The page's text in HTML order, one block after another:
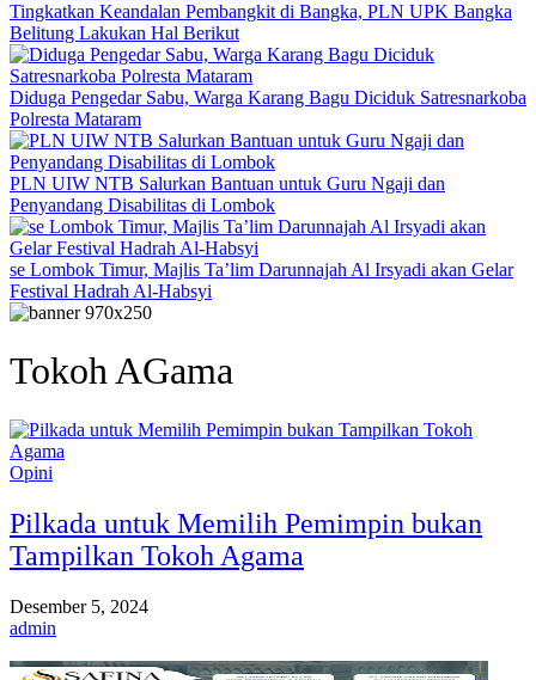
Tingkatkan Keandalan Pembangkit di Bangka, PLN UPK Bangka
Belitung Lakukan Hal Berikut
Diduga Pengedar Sabu, Warga Karang Bagu Diciduk Satresnarkoba
Polresta Mataram
PLN UIW NTB Salurkan Bantuan untuk Guru Ngaji dan
Penyandang Disabilitas di Lombok
se Lombok Timur, Majlis Ta’lim Darunnajah Al Irsyadi akan Gelar
Festival Hadrah Al-Habsyi
Tokoh AGama
Opini
Pilkada untuk Memilih Pemimpin bukan
Tampilkan Tokoh Agama
Desember 5, 2024
admin